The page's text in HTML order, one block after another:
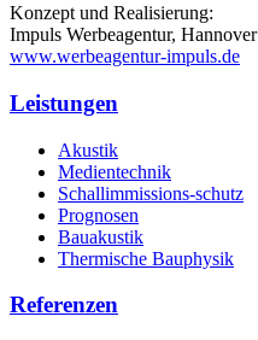
Konzept und Realisierung:
Impuls Werbeagentur, Hannover
www.werbeagentur-impuls.de
Leistungen
Akustik
Medientechnik
Schallimmissions-schutz
Prognosen
Bauakustik
Thermische Bauphysik
Referenzen